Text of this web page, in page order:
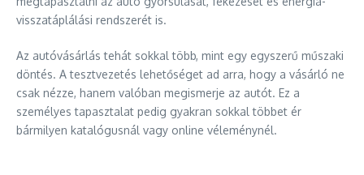
visszatáplálási rendszerét is.
Az autóvásárlás tehát sokkal több, mint egy egyszerű műszaki
döntés. A tesztvezetés lehetőséget ad arra, hogy a vásárló ne
csak nézze, hanem valóban megismerje az autót. Ez a
személyes tapasztalat pedig gyakran sokkal többet ér
bármilyen katalógusnál vagy online véleménynél.